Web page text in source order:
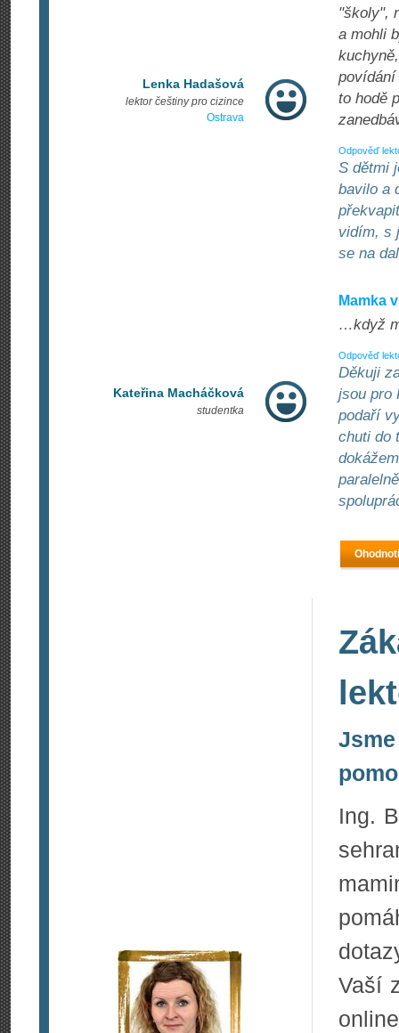
Lenka Hadašová
lektor češtiny pro cizince
Ostrava
"školy",
a mohli
to hodě
Odpověď
S dětmi
bavilo a
vidím, s
se na
Kateřina Macháčková
studentka
Mamka
…když
Odpověď
Děkuji
jsou pro
podaří
chuti do
Ing.
Vaší